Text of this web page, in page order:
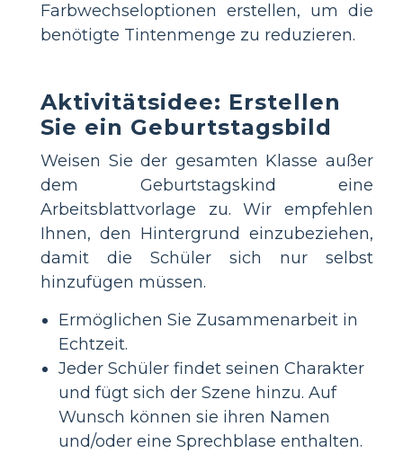
Farbwechseloptionen erstellen, um die
benötigte Tintenmenge zu reduzieren.
Aktivitätsidee: Erstellen
Sie ein Geburtstagsbild
Weisen Sie der gesamten Klasse außer
dem Geburtstagskind eine
Arbeitsblattvorlage zu. Wir empfehlen
Ihnen, den Hintergrund einzubeziehen,
damit die Schüler sich nur selbst
hinzufügen müssen.
Ermöglichen Sie Zusammenarbeit in
Echtzeit.
Jeder Schüler findet seinen Charakter
und fügt sich der Szene hinzu. Auf
Wunsch können sie ihren Namen
und/oder eine Sprechblase enthalten.